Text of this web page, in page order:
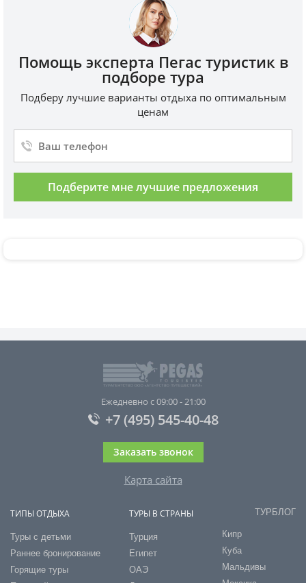
Помощь эксперта Пегас туристик в
подборе тура
Подберу лучшие варианты отдыха по оптимальным
ценам
Подберите мне лучшие предложения
Ежедневно с 09:00 - 21:00
+7 (495) 545-40-48
Заказать звонок
Карта сайта
ТИПЫ ОТДЫХА
Туры с детьми
Раннее бронирование
Горящие туры
ТУРЫ В СТРАНЫ
Турция
Египет
ОАЭ
ТУРБЛОГ
Кипр
Куба
Мальдивы